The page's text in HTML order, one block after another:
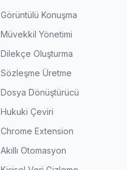
Görüntülü Konuşma
Müvekkil Yönetimi
Dilekçe Oluşturma
Sözleşme Üretme
Dosya Dönüştürücü
Hukuki Çeviri
Chrome Extension
Akıllı Otomasyon